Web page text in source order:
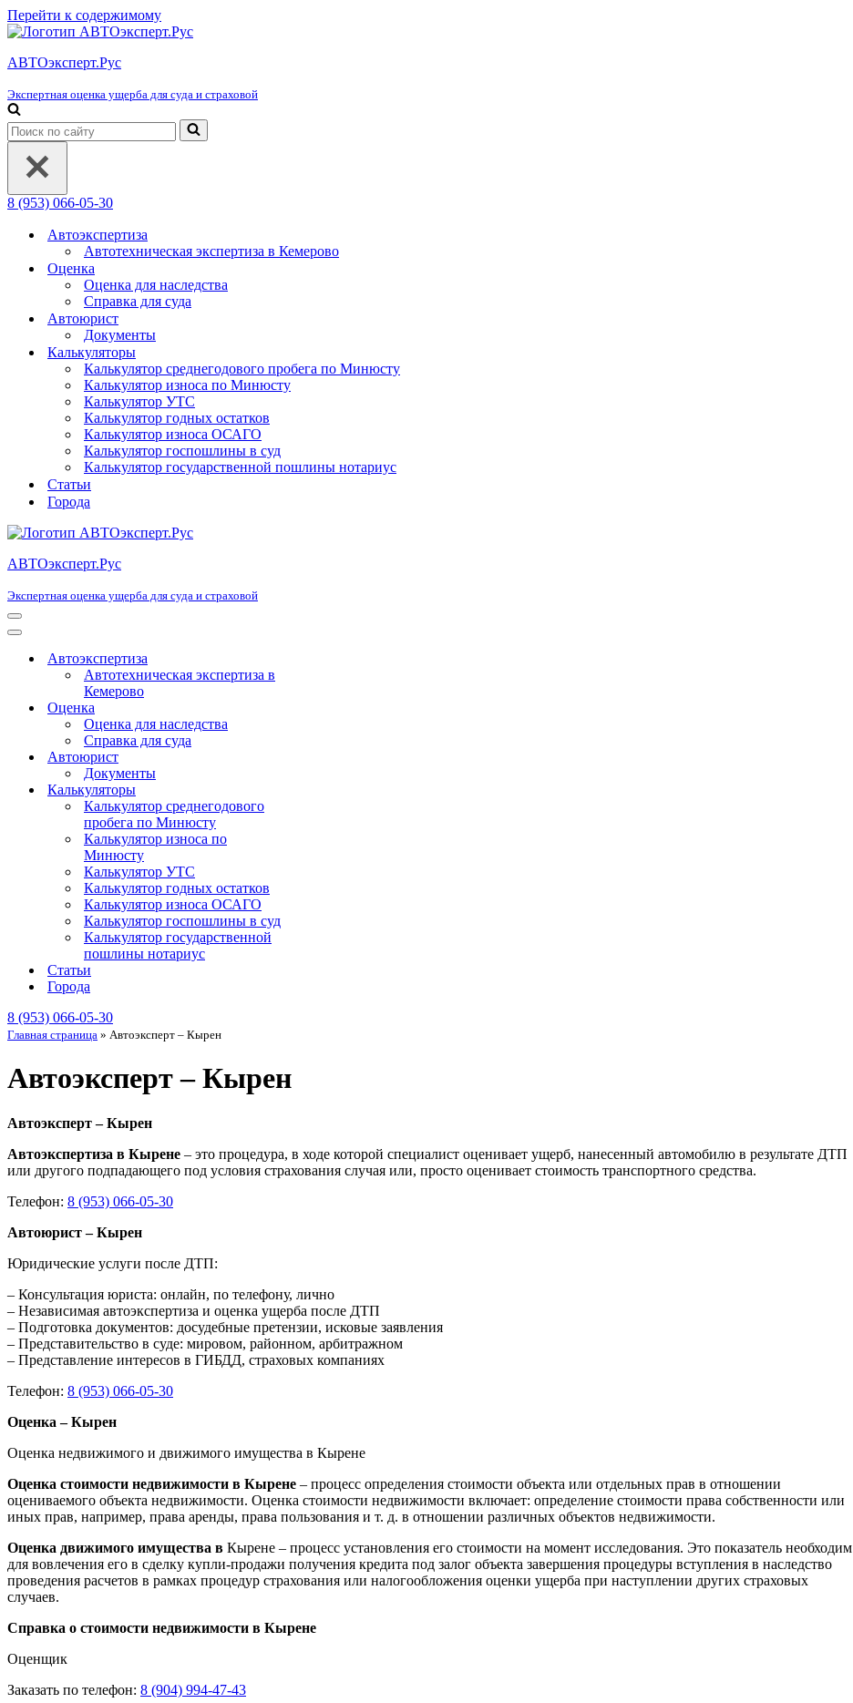
Перейти к содержимому
АВТОэксперт.Рус
Экспертная оценка ущерба для суда и страховой
Искать...
8 (953) 066-05-30
Автоэкспертиза
Автотехническая экспертиза в Кемерово
Оценка
Оценка для наследства
Справка для суда
Автоюрист
Документы
Калькуляторы
Калькулятор среднегодового пробега по Минюсту
Калькулятор износа по Минюсту
Калькулятор УТС
Калькулятор годных остатков
Калькулятор износа ОСАГО
Калькулятор госпошлины в суд
Калькулятор государственной пошлины нотариус
Статьи
Города
АВТОэксперт.Рус
Экспертная оценка ущерба для суда и страховой
Меню
навигации
Меню
навигацииАвтоэкспертиза
Автотехническая экспертиза в
Кемерово
Оценка
Оценка для наследства
Справка для суда
Автоюрист
Документы
Калькуляторы
Калькулятор среднегодового
пробега по Минюсту
Калькулятор износа по
Минюсту
Калькулятор УТС
Калькулятор годных остатков
Калькулятор износа ОСАГО
Калькулятор госпошлины в суд
Калькулятор государственной
пошлины нотариус
Статьи
Города
8 (953) 066-05-30
Главная страница » Автоэксперт – Кырен
Автоэксперт – Кырен
Автоэксперт – Кырен
Автоэкспертиза в Кырене – это процедура, в ходе которой специалист оценивает ущерб, нанесенный автомобилю в результате ДТП
или другого подпадающего под условия страхования случая или, просто оценивает стоимость транспортного средства.
Телефон: 8 (953) 066-05-30
Автоюрист – Кырен
Юридические услуги после ДТП:
– Консультация юриста: онлайн, по телефону, лично
– Независимая автоэкспертиза и оценка ущерба после ДТП
– Подготовка документов: досудебные претензии, исковые заявления
– Представительство в суде: мировом, районном, арбитражном
– Представление интересов в ГИБДД, страховых компаниях
Телефон: 8 (953) 066-05-30
Оценка – Кырен
Оценка недвижимого и движимого имущества в Кырене
Оценка стоимости недвижимости в Кырене – процесс определения стоимости объекта или отдельных прав в отношении
оцениваемого объекта недвижимости. Оценка стоимости недвижимости включает: определение стоимости права собственности или
иных прав, например, права аренды, права пользования и т. д. в отношении различных объектов недвижимости.
Оценка движимого имущества в Кырене – процесс установления его стоимости на момент исследования. Это показатель необходим
для вовлечения его в сделку купли-продажи получения кредита под залог объекта завершения процедуры вступления в наследство
проведения расчетов в рамках процедур страхования или налогообложения оценки ущерба при наступлении других страховых
случаев.
Справка о стоимости недвижимости в Кырене
Оценщик
Заказать по телефон: 8 (904) 994-47-43